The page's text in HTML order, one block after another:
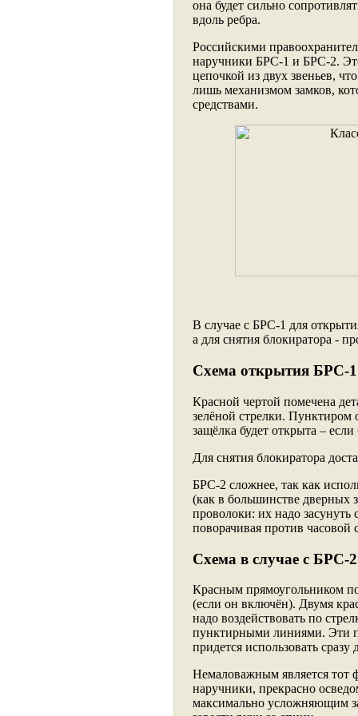
она будет сильно
вдоль ребра.
Российскими
наручники БРС-1 и БРС-2.
цепочкой из двух звеньев,
лишь механизмом замков,
средствами.
В случае с БРС-1 для
а для снятия блокиратора -
Схема открытия БРС-
Красной чертой помечена
зелёной стрелки. Пунктиром
защёлка будет открыта –
Для снятия блокиратора
БРС-2 сложнее, так как
(как в большинстве дверных
проволоки: их надо
поворачивая против часовой
Схема в случае с БРС-
Красным прямоугольником
(если он включён). Двумя
надо воздействовать по
пунктирными линиями. Эти
придется использовать
Немаловажным является тот
наручники, прекрасно
максимально усложняющим